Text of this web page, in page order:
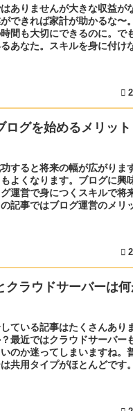
ありませんが大きな収益が
できれば家計が助かるな〜
間も大切にできるのに。で
あなた。スキルを身に付け
ログを始めるメリッ
すると将来の幅が広がりま
よくなります。ブログに興
運営で身につくスキルで将
記事ではブログ運営のメリ
クラウドサーバーは
ている記事はたくさんあり
最近ではクラウドサーバー
のか迷ってしまいますね。
共用タイプがほとんどです